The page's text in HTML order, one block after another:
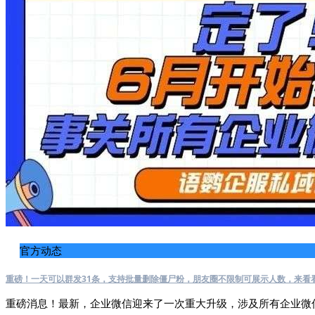
官方动态
重磅！一天可以群发31条，支持批量删除僵尸粉，朋友圈不限制可展示人数，来看
重磅消息！最新，企业微信迎来了一次重大升级，涉及所有企业微